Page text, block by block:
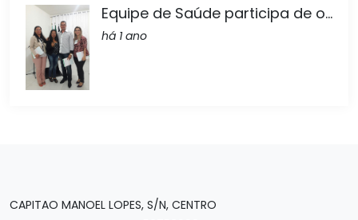
Equipe de Saúde participa de o...
há 1 ano
CAPITAO MANOEL LOPES, S/N, CENTRO